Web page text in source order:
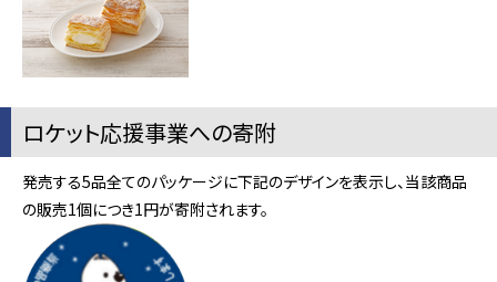
ロケット応援事業への寄附
発売する5品全てのパッケージに下記のデザインを表示し、当該商品
の販売1個につき1円が寄附されます。